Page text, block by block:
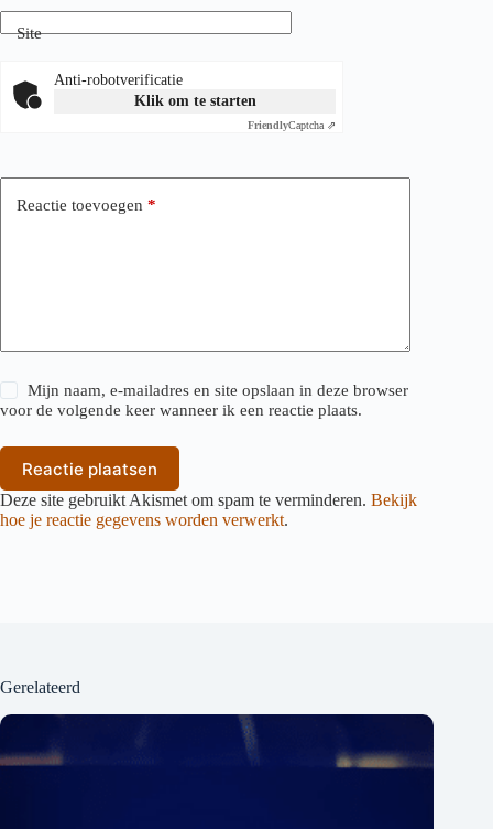
Site
Anti-robotverificatie
Klik om te starten
FriendlyCaptcha ⇗
Reactie toevoegen *
Mijn naam, e-mailadres en site opslaan in deze browser
voor de volgende keer wanneer ik een reactie plaats.
Reactie plaatsen
Deze site gebruikt Akismet om spam te verminderen. Bekijk
hoe je reactie gegevens worden verwerkt.
Gerelateerd